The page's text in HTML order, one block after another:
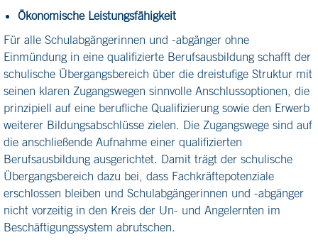
Ökonomische Leistungsfähigkeit
Für alle Schulabgängerinnen und -abgänger ohne
Einmündung in eine qualifizierte Berufsausbildung schafft der
schulische Übergangsbereich über die dreistufige Struktur mit
seinen klaren Zugangswegen sinnvolle Anschlussoptionen, die
prinzipiell auf eine berufliche Qualifizierung sowie den Erwerb
weiterer Bildungsabschlüsse zielen. Die Zugangswege sind auf
die anschließende Aufnahme einer qualifizierten
Berufsausbildung ausgerichtet. Damit trägt der schulische
Übergangsbereich dazu bei, dass Fachkräftepotenziale
erschlossen bleiben und Schulabgängerinnen und -abgänger
nicht vorzeitig in den Kreis der Un- und Angelernten im
Beschäftigungssystem abrutschen.